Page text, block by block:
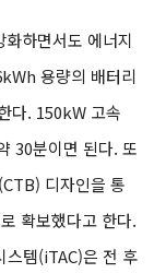
하면서도 에너지
용량의 배터리
다. 150kW 고속
30분이면 된다. 또
디자인을 통
확보했다고 한다.
스템(iTAC)은 전 후